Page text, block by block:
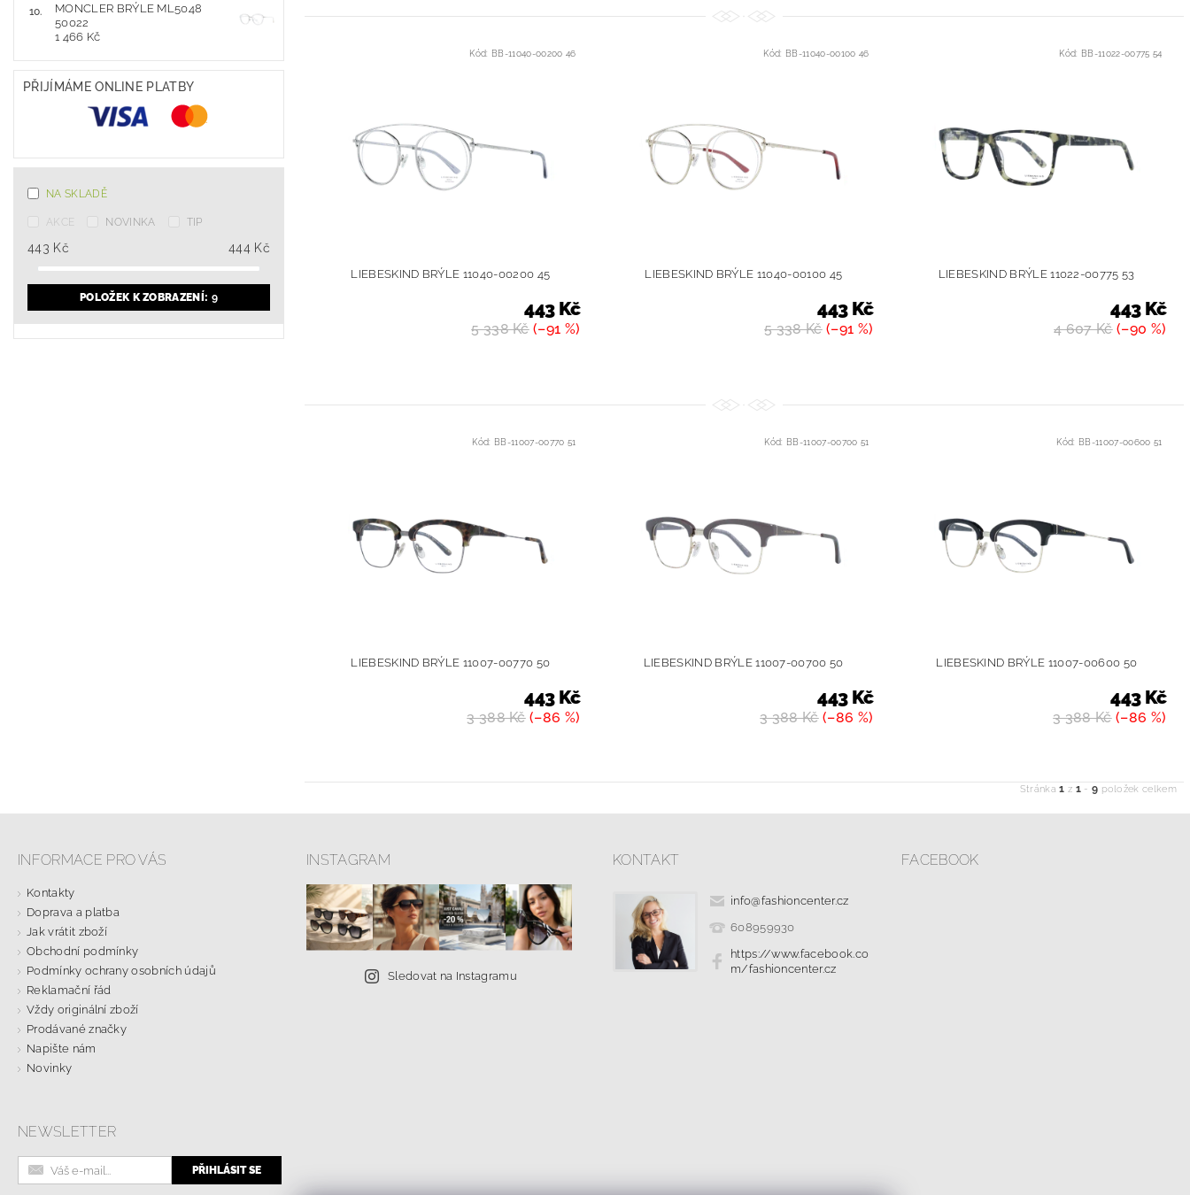
MONCLER BRÝLE ML5048
50022
1 466 Kč
PŘIJÍMÁME ONLINE PLATBY
NA SKLADĚ
AKCE NOVINKA TIP
443 Kč 444 Kč
POLOŽEK K ZOBRAZENÍ: 9
Kód: BB-11040-00200 46
LIEBESKIND BRÝLE 11040-00200 45
5 338 Kč(–91 %)
443 Kč
Kód: BB-11040-00100 46
LIEBESKIND BRÝLE 11040-00100 45
5 338 Kč(–91 %)
443 Kč
Kód: BB-11022-00775 54
LIEBESKIND BRÝLE 11022-00775 53
4 607 Kč(–90 %)
443 Kč
Kód: BB-11007-00770 51
LIEBESKIND BRÝLE 11007-00770 50
3 388 Kč(–86 %)
443 Kč
Kód: BB-11007-00700 51
LIEBESKIND BRÝLE 11007-00700 50
3 388 Kč(–86 %)
443 Kč
Kód: BB-11007-00600 51
LIEBESKIND BRÝLE 11007-00600 50
3 388 Kč(–86 %)
443 Kč
Stránka1 z 1- 9 položek celkem
INFORMACE PRO VÁS
Kontakty
Doprava a platba
Jak vrátit zboží
Obchodní podmínky
Podmínky ochrany osobních údajů
Reklamační řád
Vždy originální zboží
Prodávané značky
Napište nám
Novinky
INSTAGRAM
Sledovat na Instagramu
KONTAKT
info@fashioncenter.cz
608959930
https://www.facebook.co
m/fashioncenter.cz
FACEBOOK
NEWSLETTER